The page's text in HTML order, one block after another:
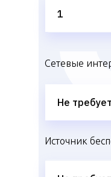
Источник
Сетевые